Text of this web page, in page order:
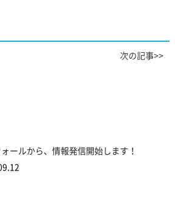
次の記事>>
ールから、情報発信開始します！